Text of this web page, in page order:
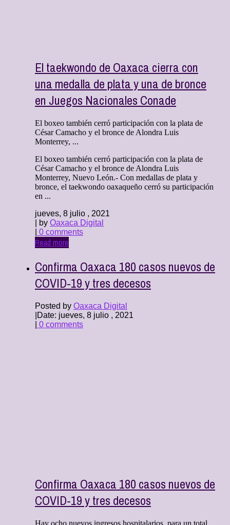
El taekwondo de Oaxaca cierra con
una medalla de plata y una de bronce
en Juegos Nacionales Conade
El boxeo también cerró participación con la plata de
César Camacho y el bronce de Alondra Luis
Monterrey, ...
El boxeo también cerró participación con la plata de
César Camacho y el bronce de Alondra Luis
Monterrey, Nuevo León.- Con medallas de plata y
bronce, el taekwondo oaxaqueño cerró su participación
en ...
jueves, 8 julio , 2021
| by Oaxaca Digital
0 comments
Read more
Confirma Oaxaca 180 casos nuevos de
COVID-19 y tres decesos
Posted by Oaxaca Digital
Date: jueves, 8 julio , 2021
0 comments
Confirma Oaxaca 180 casos nuevos de
COVID-19 y tres decesos
Hay ocho nuevos ingresos hospitalarios, para un total